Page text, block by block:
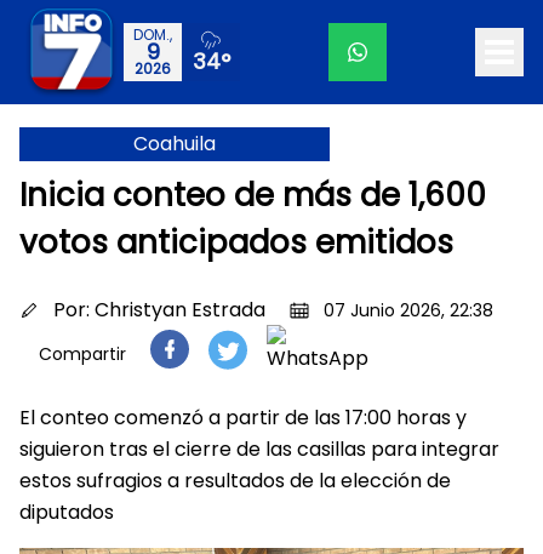
DOM.,
9
2026 34°
Coahuila
Inicia conteo de más de 1,600
votos anticipados emitidos
Por: Christyan Estrada
07 Junio 2026, 22:38
Compartir
El conteo comenzó a partir de las 17:00 horas y
siguieron tras el cierre de las casillas para integrar
estos sufragios a resultados de la elección de
diputados